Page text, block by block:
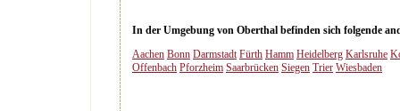
In der Umgebung von Oberthal befinden sich folgende
Aachen Bonn Darmstadt Fürth Hamm Heidelberg Karlsruhe
Offenbach Pforzheim Saarbrücken Siegen Trier Wiesbaden